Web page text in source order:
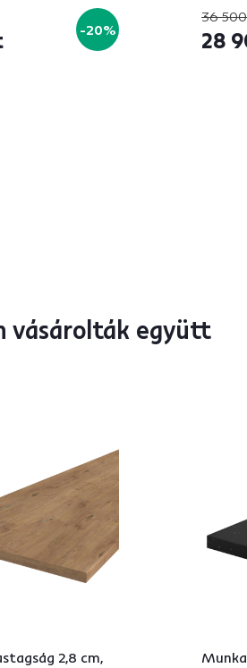
-20%
36
28
vásárolták együtt
2,8 cm,